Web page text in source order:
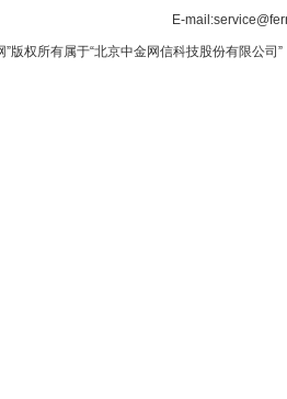
E-
”版权所有属于“北京中金网信科技股份有限公司